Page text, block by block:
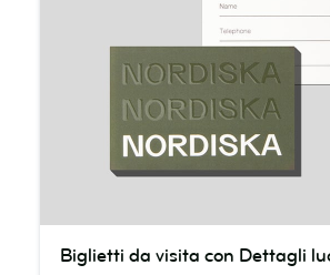
Biglietti da visita con Dettagli